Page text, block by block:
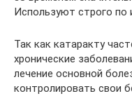
Используют строго по
Так как катаракту
хронические
лечение основной
контролировать свои